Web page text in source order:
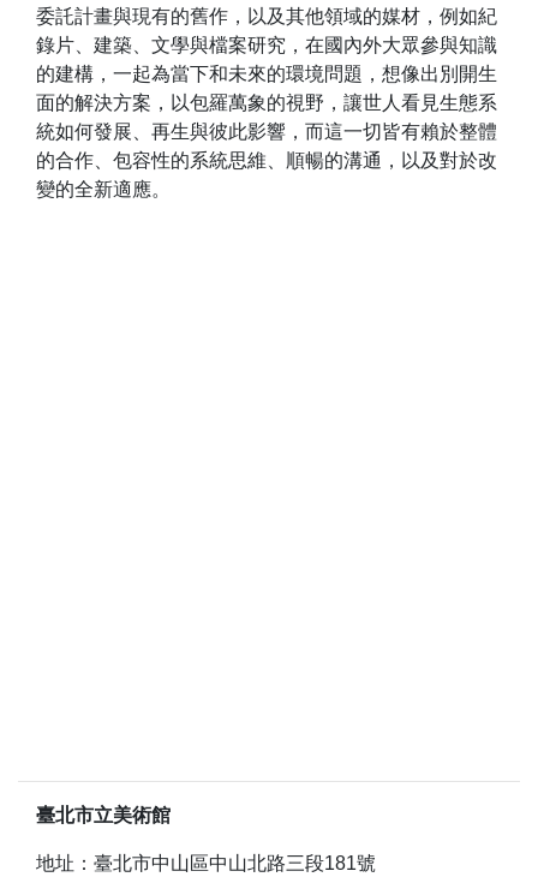
委託計畫與現有的舊作，以及其他領域的媒材，例如紀
錄片、建築、文學與檔案研究，在國內外大眾參與知識
的建構，一起為當下和未來的環境問題，想像出別開生
面的解決方案，以包羅萬象的視野，讓世人看見生態系
統如何發展、再生與彼此影響，而這一切皆有賴於整體
的合作、包容性的系統思維、順暢的溝通，以及對於改
變的全新適應。
臺北市立美術館
地址：臺北市中山區中山北路三段181號